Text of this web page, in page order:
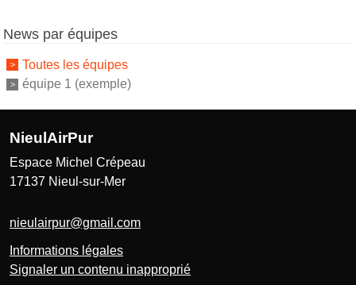
News par équipes
Toutes les équipes
équipe 1 (exemple)
NieulAirPur
Espace Michel Crépeau
17137 Nieul-sur-Mer
nieulairpur@gmail.com
Informations légales
Signaler un contenu inapproprié